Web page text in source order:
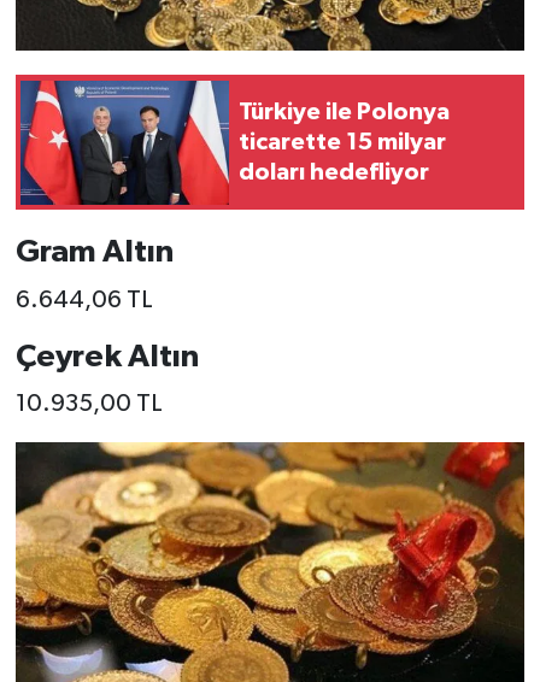
Türkiye ile Polonya
ticarette 15 milyar
doları hedefliyor
Gram Altın
6.644,06 TL
Çeyrek Altın
10.935,00 TL